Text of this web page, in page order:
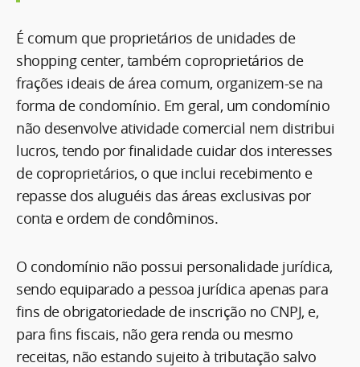
É comum que proprietários de unidades de
shopping center, também coproprietários de
frações ideais de área comum, organizem-se na
forma de condomínio. Em geral, um condomínio
não desenvolve atividade comercial nem distribui
lucros, tendo por finalidade cuidar dos interesses
de coproprietários, o que inclui recebimento e
repasse dos aluguéis das áreas exclusivas por
conta e ordem de condôminos.
O condomínio não possui personalidade jurídica,
sendo equiparado a pessoa jurídica apenas para
fins de obrigatoriedade de inscrição no CNPJ, e,
para fins fiscais, não gera renda ou mesmo
receitas, não estando sujeito à tributação salvo